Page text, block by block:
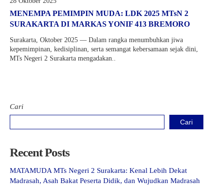
Kartu Tes PMBM
MENEMPA PEMIMPIN MUDA: LDK 2025 MTsN 2
SURAKARTA DI MARKAS YONIF 413 BREMORO
Surakarta, Oktober 2025 — Dalam rangka menumbuhkan jiwa
kepemimpinan, kedisiplinan, serta semangat kebersamaan sejak dini,
MTs Negeri 2 Surakarta mengadakan..
Cari
Cari
Recent Posts
MATAMUDA MTs Negeri 2 Surakarta: Kenal Lebih Dekat
Madrasah, Asah Bakat Peserta Didik, dan Wujudkan Madrasah